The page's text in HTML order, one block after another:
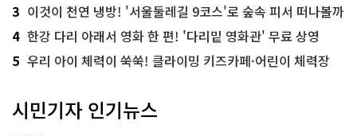
3 이것이 천연 냉방! '서울둘레길 9코스'로 숲속 피서 떠나볼까
4 한강 다리 아래서 영화 한 편! '다리밑 영화관' 무료 상영
5 우리 아이 체력이 쑥쑥! 클라이밍 키즈카페·어린이 체력장
시민기자 인기뉴스